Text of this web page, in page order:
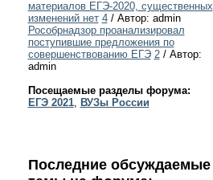
материалов ЕГЭ-2020, существенных
изменений нет 4/ Автор: admin
Рособрнадзор проанализировал
поступившие предложения по
совершенствованию ЕГЭ 2/ Автор:
admin
Посещаемые разделы форума:
ЕГЭ 2021, ВУЗы России
Последние обсуждаемые